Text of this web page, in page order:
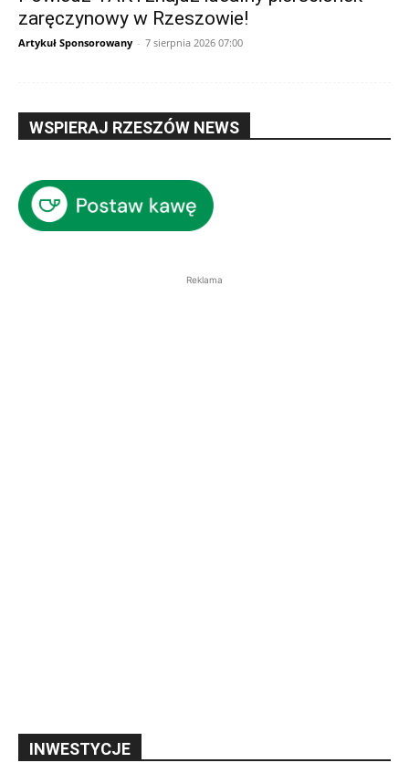
zaręczynowy w Rzeszowie!
Artykuł Sponsorowany - 7 sierpnia 2026 07:00
WSPIERAJ RZESZÓW NEWS
Reklama
INWESTYCJE